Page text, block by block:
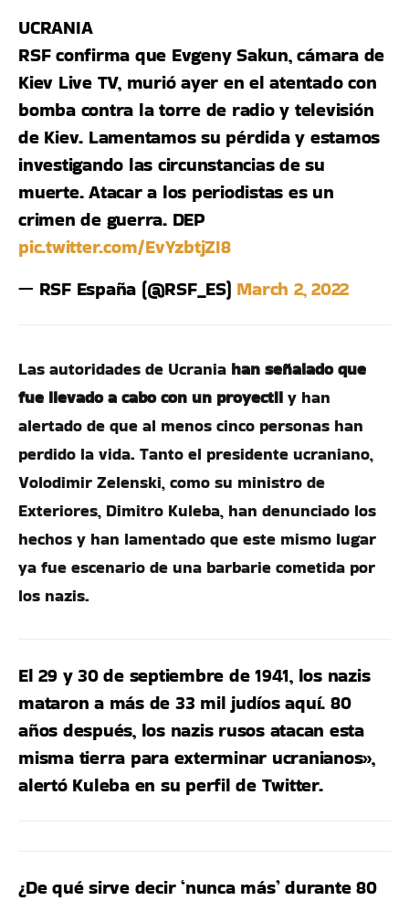
UCRANIA
RSF confirma que Evgeny Sakun, cámara de
Kiev Live TV, murió ayer en el atentado con
bomba contra la torre de radio y televisión
de Kiev. Lamentamos su pérdida y estamos
investigando las circunstancias de su
muerte. Atacar a los periodistas es un
crimen de guerra. DEP
pic.twitter.com/EvYzbtjZI8
— RSF España (@RSF_ES) March 2, 2022
Las autoridades de Ucrania han señalado que
fue llevado a cabo con un proyectil y han
alertado de que al menos cinco personas han
perdido la vida. Tanto el presidente ucraniano,
Volodimir Zelenski, como su ministro de
Exteriores, Dimitro Kuleba, han denunciado los
hechos y han lamentado que este mismo lugar
ya fue escenario de una barbarie cometida por
los nazis.
El 29 y 30 de septiembre de 1941, los nazis
mataron a más de 33 mil judíos aquí. 80
años después, los nazis rusos atacan esta
misma tierra para exterminar ucranianos»,
alertó Kuleba en su perfil de Twitter.
¿De qué sirve decir ‘nunca más’ durante 80